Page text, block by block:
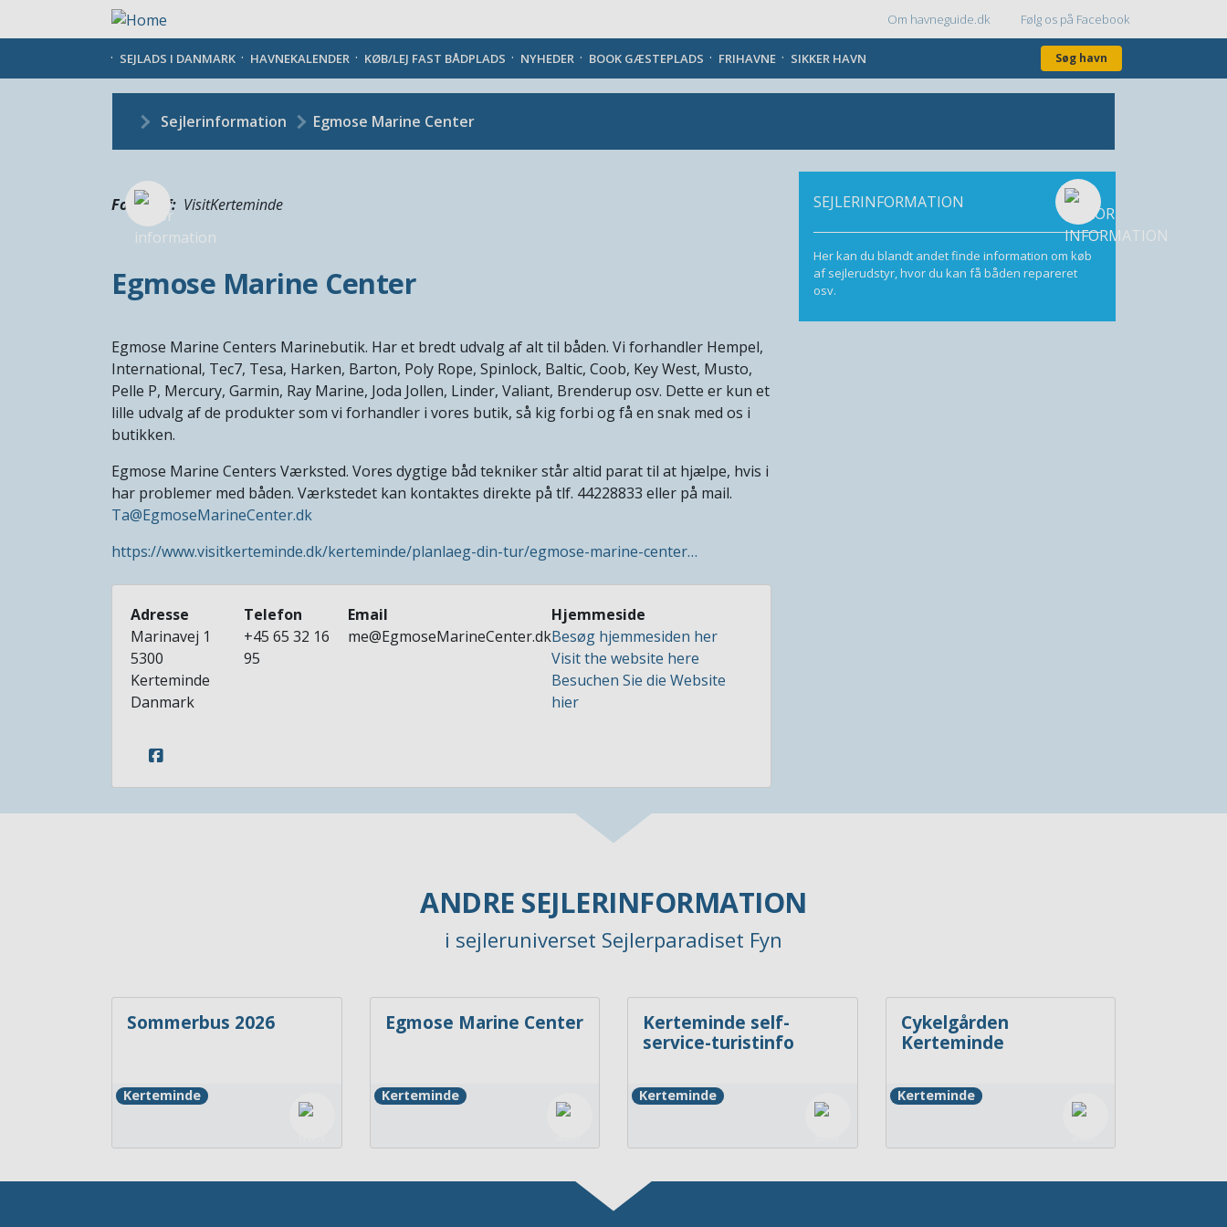
Topmenu
Om havneguide.dk Følg os på Facebook
SEJLADS I DANMARK HAVNEKALENDER KØB/LEJ FAST BÅDPLADS NYHEDER BOOK GÆSTEPLADS FRIHAVNE SIKKER HAVN Søg havn
Sejlerinformation Egmose Marine Center
Fotograf VisitKerteminde
Egmose Marine Center
Egmose Marine Centers Marinebutik. Har et bredt udvalg af alt til båden. Vi forhandler Hempel,
International, Tec7, Tesa, Harken, Barton, Poly Rope, Spinlock, Baltic, Coob, Key West, Musto,
Pelle P, Mercury, Garmin, Ray Marine, Joda Jollen, Linder, Valiant, Brenderup osv. Dette er kun et
lille udvalg af de produkter som vi forhandler i vores butik, så kig forbi og få en snak med os i
butikken.
Egmose Marine Centers Værksted. Vores dygtige båd tekniker står altid parat til at hjælpe, hvis i
har problemer med båden. Værkstedet kan kontaktes direkte på tlf. 44228833 eller på mail.
Ta@EgmoseMarineCenter.dk
https://www.visitkerteminde.dk/kerteminde/planlaeg-din-tur/egmose-marine-center…
Adresse
Marinavej 1
5300
Kerteminde
Danmark
Telefon
+45 65 32 16
95
Email
me@EgmoseMarineCenter.dk
Hjemmeside
Besøg hjemmesiden her
Visit the website here
Besuchen Sie die Website
hier
SEJLERINFORMATION
Her kan du blandt andet finde information om køb
af sejlerudstyr, hvor du kan få båden repareret
osv.
ANDRE SEJLERINFORMATION
i sejleruniverset Sejlerparadiset Fyn
Sommerbus 2026
Kerteminde
Egmose Marine Center
Kerteminde
Kerteminde self-
service-turistinfo
Kerteminde
Cykelgården
Kerteminde
Kerteminde